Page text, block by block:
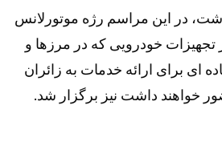
در این مراسم رژه موتورلانس
تجهیزات خودرویی که در مرزها و
ای برای ارائه خدمات به زائران
خواهند داشت نیز برگزار شد.